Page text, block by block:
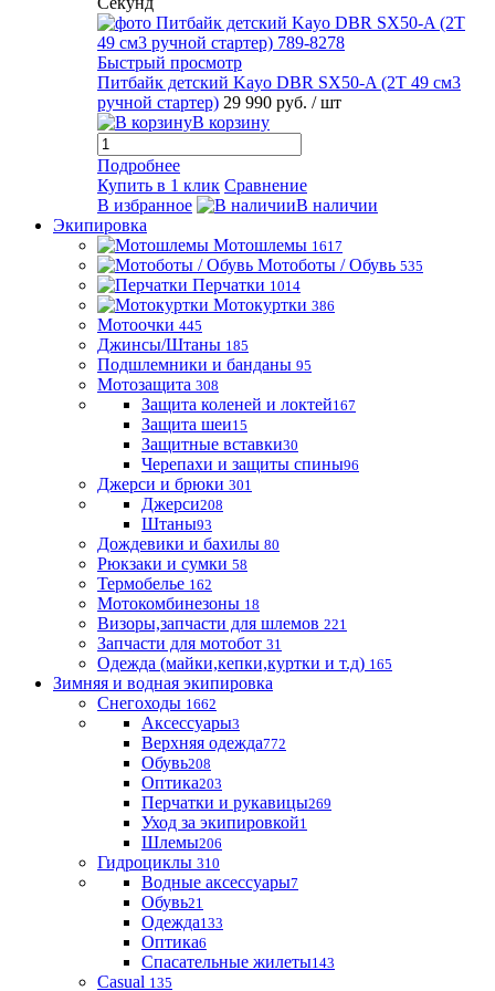
Быстрый просмотр
Питбайк детский Kayo DBR SX50-A (2T 49 см3
ручной стартер) 29 990 руб. / шт
В корзину
Подробнее
Купить в 1 клик Сравнение
В избранное
В наличии
Экипировка
Мотошлемы 1617
Мотоботы / Обувь 535
Перчатки 1014
Мотокуртки 386
Мотоочки 445
Джинсы/Штаны 185
Подшлемники и банданы 95
Мотозащита 308
Защита коленей и локтей167
Защита шеи15
Защитные вставки30
Черепахи и защиты спины96
Джерси и брюки 301
Джерси208
Штаны93
Дождевики и бахилы 80
Рюкзаки и сумки 58
Термобелье 162
Мотокомбинезоны 18
Визоры,запчасти для шлемов 221
Запчасти для мотобот 31
Одежда (майки,кепки,куртки и т.д) 165
Зимняя и водная экипировка
Снегоходы 1662
Аксессуары3
Верхняя одежда772
Обувь208
Оптика203
Перчатки и рукавицы269
Уход за экипировкой1
Шлемы206
Гидроциклы 310
Водные аксессуары7
Обувь21
Одежда133
Оптика6
Спасательные жилеты143
Casual 135